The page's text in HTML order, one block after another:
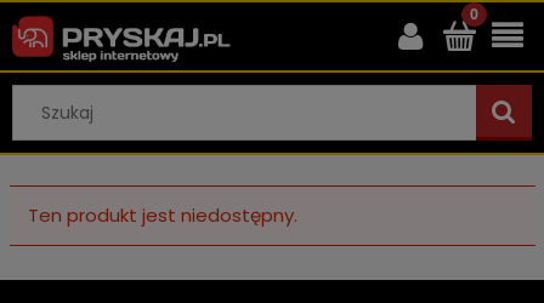
Ten produkt jest niedostępny.